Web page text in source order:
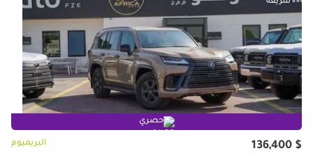
حصري
$ 136,400 البريميوم